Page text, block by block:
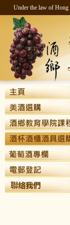
Under the law of